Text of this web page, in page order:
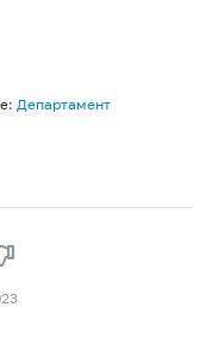
Департамент